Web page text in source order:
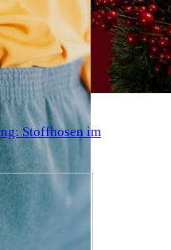
Stoffhosen im